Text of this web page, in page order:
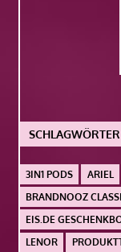
SCHLAGWÖRTER
3IN1 PODS ARIEL
BRANDNOOZ
EIS.DE
LENOR